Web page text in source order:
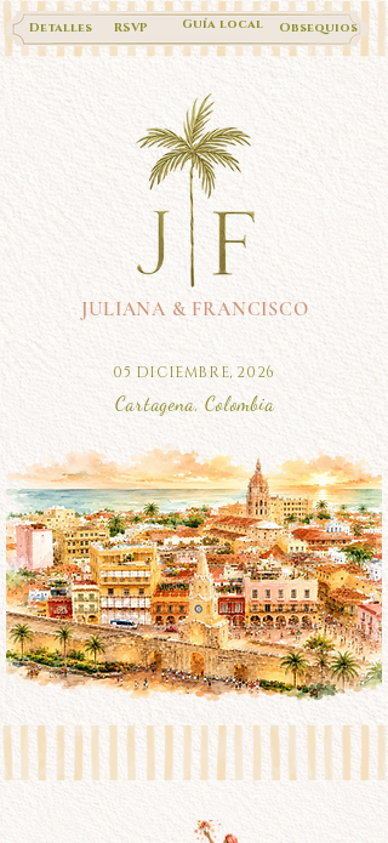
Guía local
Detalles RSVP Obsequios
JULIANA & FRANCISCO
05 DICIEMBRE, 2026
Cartagena, Colombia